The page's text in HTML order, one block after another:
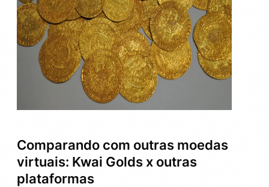
Comparando com outras moedas
virtuais: Kwai Golds x outras
plataformas